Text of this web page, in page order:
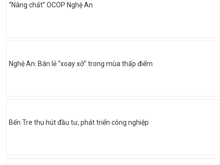
“Nâng chất” OCOP Nghệ An
Nghệ An: Bán lẻ “xoay xở” trong mùa thấp điểm
Bến Tre thu hút đầu tư, phát triển công nghiệp